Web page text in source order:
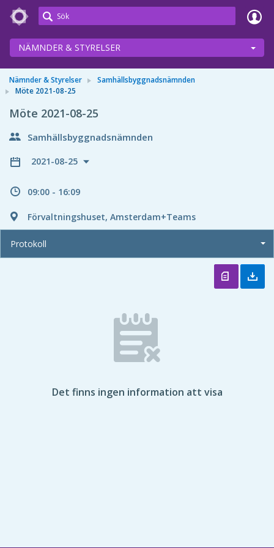
Meetings+
NÄMNDER & STYRELSER
Nämnder & Styrelser
Samhällsbyggnadsnämnden
Möte 2021-08-25
Möte 2021-08-25
Samhällsbyggnadsnämnden
2021-08-25
09:00 - 16:09
Förvaltningshuset, Amsterdam+Teams
Protokoll
Det finns ingen information att visa